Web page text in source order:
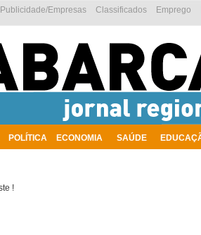
POLÍTICA ECONOMIA SAÚDE
Emprego
Classificados
Publicidade/Empresas
!